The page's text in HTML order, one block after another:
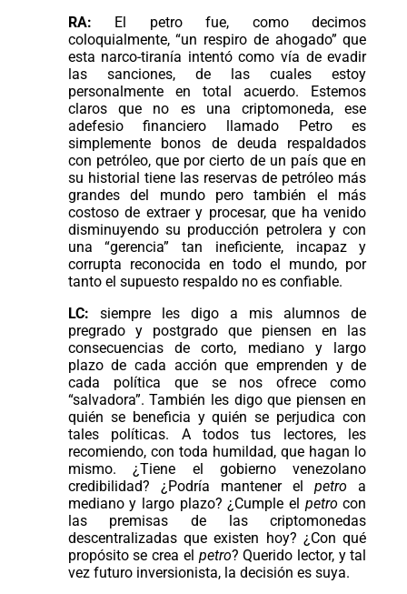
RA: El petro fue, como decimos
coloquialmente, “un respiro de ahogado” que
esta narco-tiranía intentó como vía de evadir
las sanciones, de las cuales estoy
personalmente en total acuerdo. Estemos
claros que no es una criptomoneda, ese
adefesio financiero llamado Petro es
simplemente bonos de deuda respaldados
con petróleo, que por cierto de un país que en
su historial tiene las reservas de petróleo más
grandes del mundo pero también el más
costoso de extraer y procesar, que ha venido
disminuyendo su producción petrolera y con
una “gerencia” tan ineficiente, incapaz y
corrupta reconocida en todo el mundo, por
tanto el supuesto respaldo no es confiable.
LC: siempre les digo a mis alumnos de
pregrado y postgrado que piensen en las
consecuencias de corto, mediano y largo
plazo de cada acción que emprenden y de
cada política que se nos ofrece como
“salvadora”. También les digo que piensen en
quién se beneficia y quién se perjudica con
tales políticas. A todos tus lectores, les
recomiendo, con toda humildad, que hagan lo
mismo. ¿Tiene el gobierno venezolano
credibilidad? ¿Podría mantener elpetroa
mediano y largo plazo? ¿Cumple el petro con
las premisas de las criptomonedas
descentralizadas que existen hoy? ¿Con qué
propósito se crea el petro? Querido lector, y tal
vez futuro inversionista, la decisión es suya.